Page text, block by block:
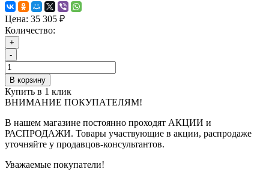
Цена: 35 305 ₽
Количество:
+
-
В корзину
Купить в 1 клик
ВНИМАНИЕ ПОКУПАТЕЛЯМ!
В нашем магазине постоянно проходят АКЦИИ и
РАСПРОДАЖИ. Товары участвующие в акции, распродаже
уточняйте у продавцов-консультантов.
Уважаемые покупатели!